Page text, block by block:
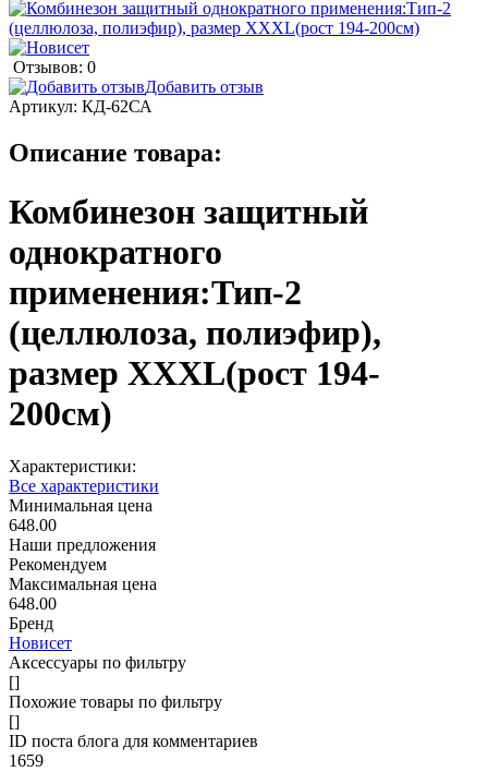
Отзывов: 0
Добавить отзыв
Артикул: КД-62СА
Описание товара:
Комбинезон защитный
однократного
применения:Тип-2
(целлюлоза, полиэфир),
размер XXXL(рост 194-
200см)
Характеристики:
Все характеристики
Минимальная цена
648.00
Наши предложения
Рекомендуем
Максимальная цена
648.00
Бренд
Новисет
Аксессуары по фильтру
[]
Похожие товары по фильтру
[]
ID поста блога для комментариев
1659